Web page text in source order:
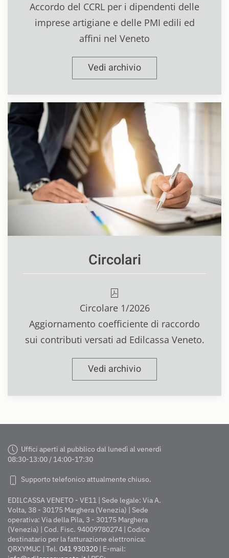
Accordo del CCRL per i dipendenti delle
imprese artigiane e delle PMI edili ed
affini nel Veneto
Vedi archivio
Circolari
Circolare 1/2026
Aggiornamento coefficiente di raccordo
sui contributi versati ad Edilcassa Veneto.
Vedi archivio
Uffici aperti al pubblico dal lunedì al venerdì
08:30-13:00 / 14:00-17:30
Supporto telefonico attualmente chiuso.
EDILCASSA VENETO - VE11 | Sede legale: Via A.
Volta, 38 - 30175 Marghera (Venezia) | Sede
operativa: Via della Pila, 3 - 30175 Marghera
(Venezia) | Cod. Fisc. 94009780274 | Codice
destinatario per la fatturazione elettronica:
QRXYMUC | Tel. 041 930320 | E-mail: